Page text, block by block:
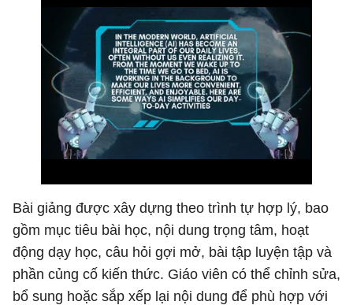
Bài giảng được xây dựng theo trình tự hợp lý, bao
gồm mục tiêu bài học, nội dung trọng tâm, hoạt
động dạy học, câu hỏi gợi mở, bài tập luyện tập và
phần củng cố kiến thức. Giáo viên có thể chỉnh sửa,
bổ sung hoặc sắp xếp lại nội dung để phù hợp với